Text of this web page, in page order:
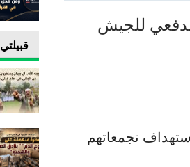
للجيش
تجمعاتهم
قبيلتي